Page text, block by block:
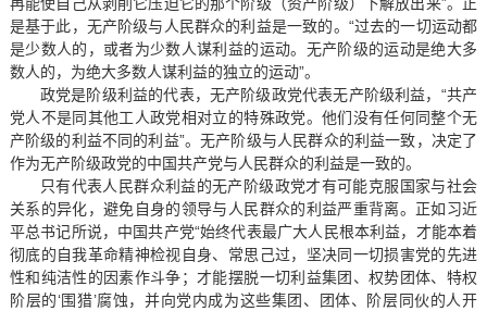
再能使自己从剥削它压迫它的那个阶级（资产阶级）下解放出来”。正
是基于此，无产阶级与人民群众的利益是一致的。“过去的一切运动都
是少数人的，或者为少数人谋利益的运动。无产阶级的运动是绝大多
数人的，为绝大多数人谋利益的独立的运动”。
政党是阶级利益的代表，无产阶级政党代表无产阶级利益，“共产
党人不是同其他工人政党相对立的特殊政党。他们没有任何同整个无
产阶级的利益不同的利益”。无产阶级与人民群众的利益一致，决定了
作为无产阶级政党的中国共产党与人民群众的利益是一致的。
只有代表人民群众利益的无产阶级政党才有可能克服国家与社会
关系的异化，避免自身的领导与人民群众的利益严重背离。正如习近
平总书记所说，中国共产党“始终代表最广大人民根本利益，才能本着
彻底的自我革命精神检视自身、常思己过，坚决同一切损害党的先进
性和纯洁性的因素作斗争；才能摆脱一切利益集团、权势团体、特权
阶层的‘围猎’腐蚀，并向党内成为这些集团、团体、阶层同伙的人开